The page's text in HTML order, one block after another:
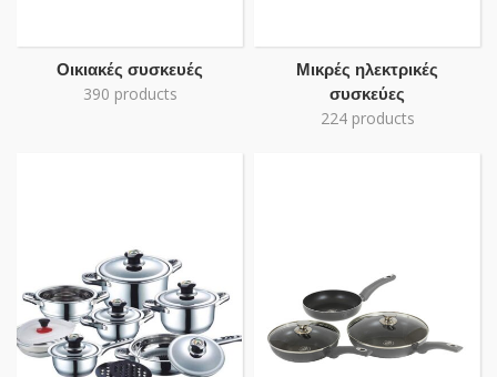
Οικιακές συσκευές
390 products
Μικρές ηλεκτρικές
συσκεύες
224 products